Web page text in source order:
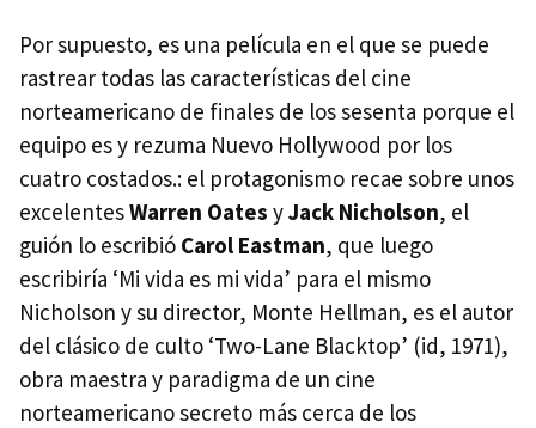
Por supuesto, es una película en el que se puede
rastrear todas las características del cine
norteamericano de finales de los sesenta porque el
equipo es y rezuma Nuevo Hollywood por los
cuatro costados.: el protagonismo recae sobre unos
excelentesWarren Oates yJack Nicholson, el
guión lo escribió Carol Eastman, que luego
escribiría ‘Mi vida es mi vida’ para el mismo
Nicholson y su director, Monte Hellman, es el autor
del clásico de culto ‘Two-Lane Blacktop’ (id, 1971),
obra maestra y paradigma de un cine
norteamericano secreto más cerca de los